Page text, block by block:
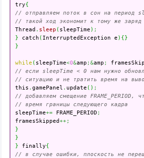
try{
// отправляем поток в сон на период
// такой ход экономит к тому же заряд
Thread . sleep ( sleepTime ) ;
} catch ( InterruptedException e ) {}
}
while ( sleepTime<0&amp ;&amp ;
// если sleepTime < 0 нам нужно
// ситуацию и не тратить время на
this . gamePanel . update ( ) ;
// добавляем смещение FRAME_PERIOD,
// время границы следующего кадра
sleepTime+= FRAME_PERIOD ;
framesSkipped++;
}
}
} finally{
// в случае ошибки, плоскость не